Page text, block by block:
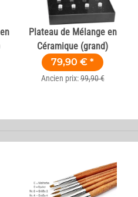
Plateau de Mélange en
Céramique (grand)
79,90 € *
Ancien prix:99,90 €